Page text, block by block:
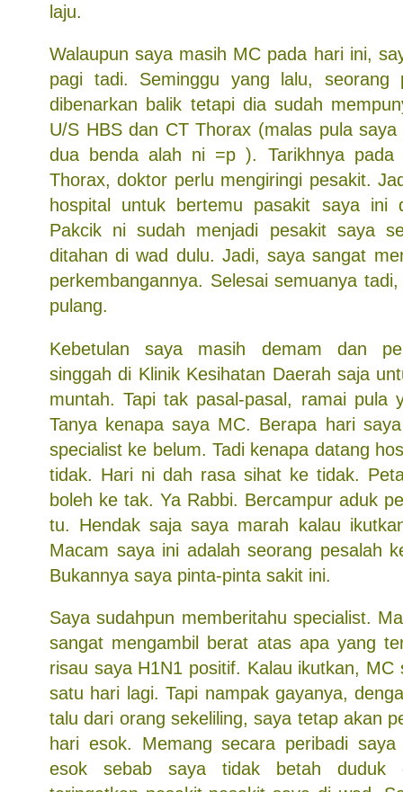
laju.
Walaupun saya masih MC pada hari ini,
pagi tadi. Seminggu yang lalu, seorang
dibenarkan balik tetapi dia sudah
U/S HBS dan CT Thorax (malas pula
dua benda alah ni =p ). Tarikhnya
Thorax, doktor perlu mengiringi pesakit.
hospital untuk bertemu pasakit saya ini
Pakcik ni sudah menjadi pesakit saya
ditahan di wad dulu. Jadi, saya sangat
perkembangannya. Selesai semuanya
pulang.
Kebetulan saya masih demam dan
singgah di Klinik Kesihatan Daerah saja
muntah. Tapi tak pasal-pasal, ramai pula
Tanya kenapa saya MC. Berapa hari
specialist ke belum. Tadi kenapa datang
tidak. Hari ni dah rasa sihat ke tidak.
boleh ke tak. Ya Rabbi. Bercampur aduk
tu. Hendak saja saya marah kalau
Macam saya ini adalah seorang pesalah
Bukannya saya pinta-pinta sakit ini.
Saya sudahpun memberitahu specialist.
sangat mengambil berat atas apa yang
risau saya H1N1 positif. Kalau ikutkan, MC
satu hari lagi. Tapi nampak gayanya,
talu dari orang sekeliling, saya tetap akan
hari esok. Memang secara peribadi
esok sebab saya tidak betah duduk